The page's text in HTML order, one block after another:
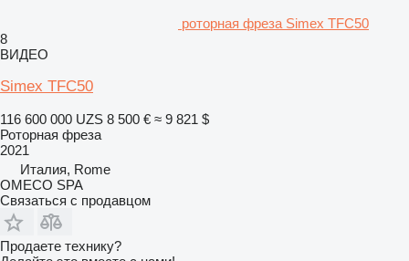
роторная фреза Simex TFC50
8
ВИДЕО
Simex TFC50
116 600 000 UZS 8 500 € ≈ 9 821 $
Роторная фреза
2021
Италия, Rome
OMECO SPA
Связаться с продавцом
Продаете технику?